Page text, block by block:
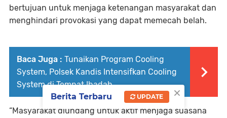
bertujuan untuk menjaga ketenangan masyarakat dan
menghindari provokasi yang dapat memecah belah.
Baca Juga : Tunaikan Program Cooling
System, Polsek Kandis Intensifkan Cooling
System di Tempat Ibadah
“Masyarakat diundang untuk aktif menjaga suasana
×
Berita Terbaru UPDATE